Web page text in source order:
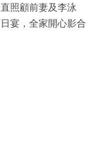
照顧前妻及李泳
宴，全家開心影合